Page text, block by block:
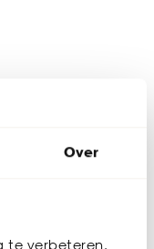
Over
te verbeteren.